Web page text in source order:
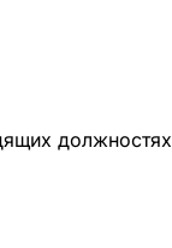
должностях